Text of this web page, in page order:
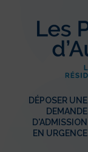
DÉPOSER UNE
DEMANDE
D'ADMISSION
EN URGENCE